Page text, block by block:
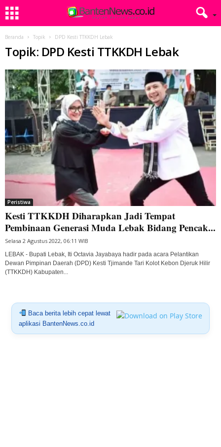
Beranda Topik DPD Kesti TTKKDH Lebak
Topik: DPD Kesti TTKKDH Lebak
Peristiwa
Kesti TTKKDH Diharapkan Jadi Tempat
Pembinaan Generasi Muda Lebak Bidang Pencak...
Selasa 2 Agustus 2022, 06:11 WIB
LEBAK - Bupati Lebak, Iti Octavia Jayabaya hadir pada acara Pelantikan
Dewan Pimpinan Daerah (DPD) Kesti Tjimande Tari Kolot Kebon Djeruk Hilir
(TTKKDH) Kabupaten...
Baca berita lebih cepat lewat
aplikasi BantenNews.co.id